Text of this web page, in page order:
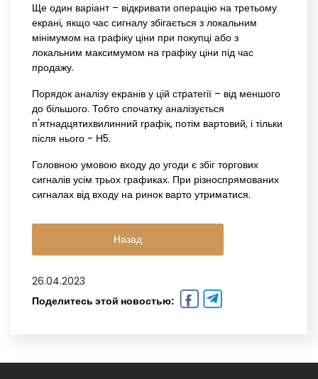
Ще один варіант – відкривати операцію на третьому
екрані, якщо час сигналу збігається з локальним
мінімумом на графіку ціни при покупці або з
локальним максимумом на графіку ціни під час
продажу.
Порядок аналізу екранів у цій стратегії – від меншого
до більшого. Тобто спочатку аналізується
п'ятнадцятихвилинний графік, потім вартовий, і тільки
після нього - Н5.
Головною умовою входу до угоди є збіг торгових
сигналів усім трьох графиках. При різноспрямованих
сигналах від входу на ринок варто утриматися.
Назад
26.04.2023
Поделитесь этой новостью: